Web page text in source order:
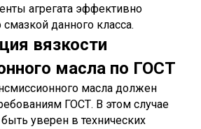
агрегата эффективно
данного класса.
вязкости
масла по ГОСТ
масла должен
ГОСТ. В этом случае
уверен в технических